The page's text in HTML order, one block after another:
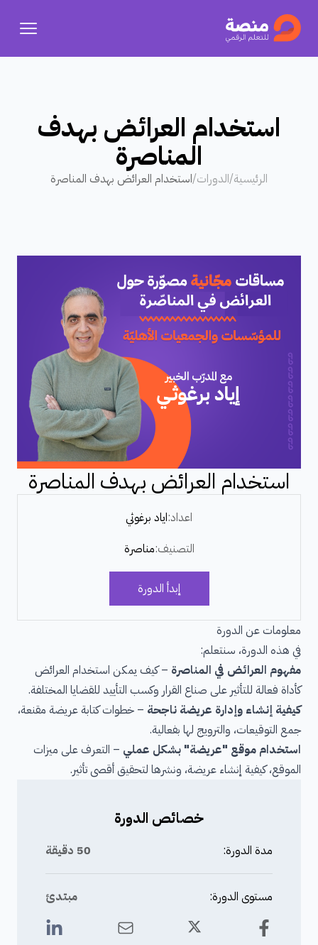
استخدام العرائض بهدف
المناصرة
الرئيسية/الدورات/استخدام العرائض بهدف المناصرة
استخدام العرائض بهدف المناصرة
اعداد:اياد برغوثي
التصنيف:مناصرة
إبدأ الدورة
معلومات عن الدورة
في هذه الدورة، سنتعلم:
مفهوم العرائض في المناصرة – كيف يمكن استخدام العرائض
كأداة فعالة للتأثير على صناع القرار وكسب التأييد للقضايا المختلفة.
كيفية إنشاء وإدارة عريضة ناجحة – خطوات كتابة عريضة مقنعة،
جمع التوقيعات، والترويج لها بفعالية.
استخدام موقع "عريضة" بشكل عملي – التعرف على ميزات
الموقع، كيفية إنشاء عريضة، ونشرها لتحقيق أقصى تأثير.
خصائص الدورة
مدة الدورة: 50 دقيقة
مستوى الدورة: مبتدئ